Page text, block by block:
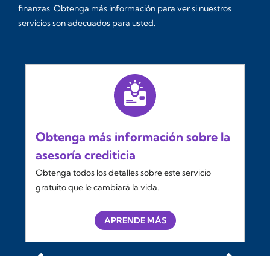
finanzas. Obtenga más información para ver si nuestros
servicios son adecuados para usted.
Obtenga más información sobre la
asesoría crediticia
Obtenga todos los detalles sobre este servicio
gratuito que le cambiará la vida.
APRENDE MÁS